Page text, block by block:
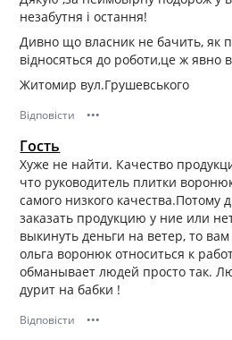
незабутня і остання!
Дивно що власник не бачить, як
відносяться до роботи,це ж явно
Житомир вул.Грушевського
Відповісти •••
Гость
Хуже не найти. Качество
что руководитель плитки
самого низкого качества.Потому
заказать продукцию у ние или
выкинуть деньги на ветер, то
ольга воронюк относиться к
обманывает людей просто так.
дурит на бабки !
Відповісти •••